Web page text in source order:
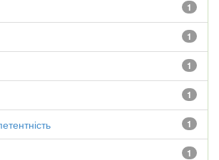
1
1
1
1
1
1